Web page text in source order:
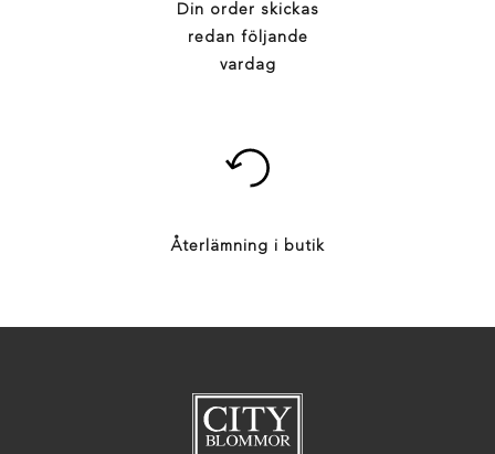
Din order skickas
redan följande
vardag
Återlämning i butik